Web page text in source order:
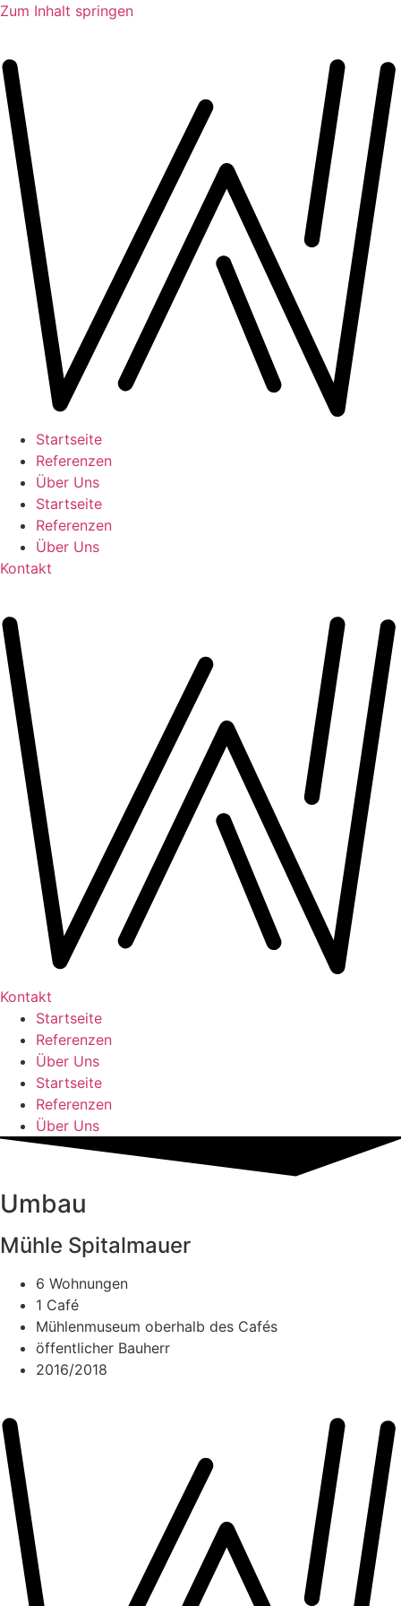
Zum Inhalt springen
Startseite
Referenzen
Über Uns
Startseite
Referenzen
Über Uns
Kontakt
Kontakt
Startseite
Referenzen
Über Uns
Startseite
Referenzen
Über Uns
Umbau
Mühle Spitalmauer
6 Wohnungen
1 Café
Mühlenmuseum oberhalb des Cafés
öffentlicher Bauherr
2016/2018